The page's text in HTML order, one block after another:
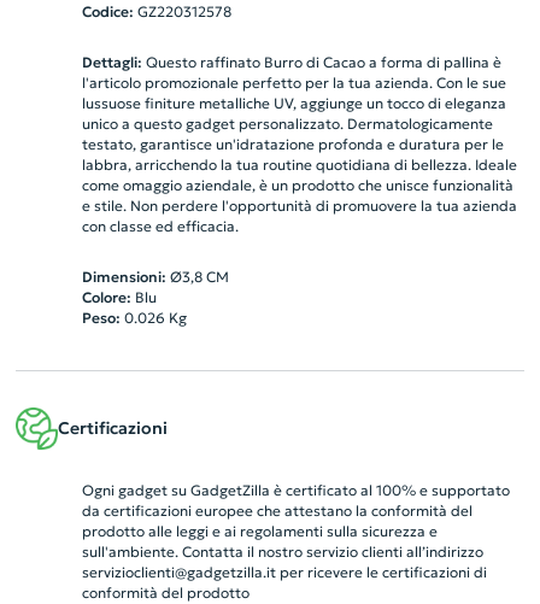
Codice: GZ220312578
Dettagli: Questo raffinato Burro di Cacao a forma di pallina è
l'articolo promozionale perfetto per la tua azienda. Con le sue
lussuose finiture metalliche UV, aggiunge un tocco di eleganza
unico a questo gadget personalizzato. Dermatologicamente
testato, garantisce un'idratazione profonda e duratura per le
labbra, arricchendo la tua routine quotidiana di bellezza. Ideale
come omaggio aziendale, è un prodotto che unisce funzionalità
e stile. Non perdere l'opportunità di promuovere la tua azienda
con classe ed efficacia.
Dimensioni: Ø3,8 CM
Colore: Blu
Peso: 0.026 Kg
Certificazioni
Ogni gadget su GadgetZilla è certificato al 100% e supportato
da certificazioni europee che attestano la conformità del
prodotto alle leggi e ai regolamenti sulla sicurezza e
sull'ambiente. Contatta il nostro servizio clienti all’indirizzo
servizioclienti@gadgetzilla.itper ricevere le certificazioni di
conformità del prodotto